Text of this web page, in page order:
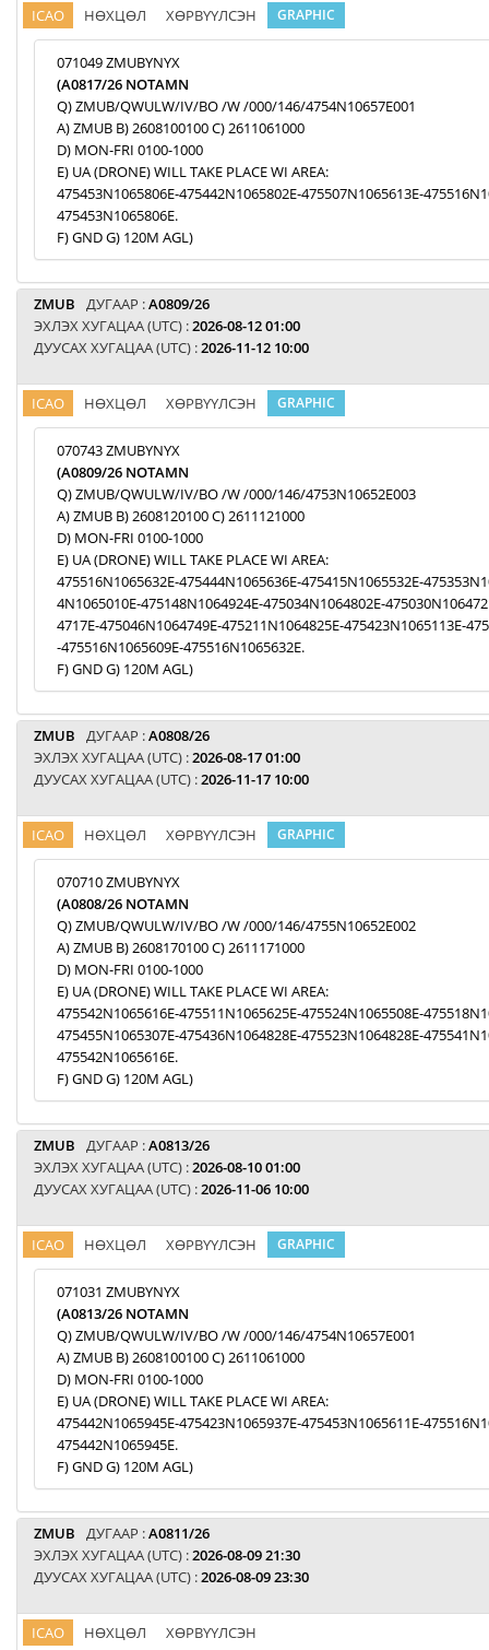
ICAO НӨХЦӨЛ ХӨРВҮҮЛСЭН GRAPHIC
071049 ZMUBYNYX
(A0817/26 NOTAMN
Q) ZMUB/QWULW/IV/BO /W /000/146/4754N10657E001
A) ZMUB B) 2608100100 C) 2611061000
D) MON-FRI 0100-1000
E) UA (DRONE) WILL TAKE PLACE WI AREA:
475453N1065806E-475442N1065802E-475507N1065613E-
475453N1065806E.
F) GND G) 120M AGL)
ZMUB ДУГААР :A0809/26
ЭХЛЭХ ХУГАЦАА (UTC) :2026-08-12 01:00
ДУУСАХ ХУГАЦАА (UTC) :2026-11-12 10:00
ICAO НӨХЦӨЛ ХӨРВҮҮЛСЭН GRAPHIC
070743 ZMUBYNYX
(A0809/26 NOTAMN
Q) ZMUB/QWULW/IV/BO /W /000/146/4753N10652E003
A) ZMUB B) 2608120100 C) 2611121000
D) MON-FRI 0100-1000
E) UA (DRONE) WILL TAKE PLACE WI AREA:
475516N1065632E-475444N1065636E-475415N1065532E-
4N1065010E-475148N1064924E-475034N1064802E-
4717E-475046N1064749E-475211N1064825E-475423N1065113E-
-475516N1065609E-475516N1065632E.
F) GND G) 120M AGL)
ZMUB ДУГААР :A0808/26
ЭХЛЭХ ХУГАЦАА (UTC) :2026-08-17 01:00
ДУУСАХ ХУГАЦАА (UTC) :2026-11-17 10:00
ICAO НӨХЦӨЛ ХӨРВҮҮЛСЭН GRAPHIC
070710 ZMUBYNYX
(A0808/26 NOTAMN
Q) ZMUB/QWULW/IV/BO /W /000/146/4755N10652E002
A) ZMUB B) 2608170100 C) 2611171000
D) MON-FRI 0100-1000
E) UA (DRONE) WILL TAKE PLACE WI AREA:
475542N1065616E-475511N1065625E-475524N1065508E-
475455N1065307E-475436N1064828E-475523N1064828E-
475542N1065616E.
F) GND G) 120M AGL)
ZMUB ДУГААР :A0813/26
ЭХЛЭХ ХУГАЦАА (UTC) :2026-08-10 01:00
ДУУСАХ ХУГАЦАА (UTC) :2026-11-06 10:00
ICAO НӨХЦӨЛ ХӨРВҮҮЛСЭН GRAPHIC
071031 ZMUBYNYX
(A0813/26 NOTAMN
Q) ZMUB/QWULW/IV/BO /W /000/146/4754N10657E001
A) ZMUB B) 2608100100 C) 2611061000
D) MON-FRI 0100-1000
E) UA (DRONE) WILL TAKE PLACE WI AREA:
475442N1065945E-475423N1065937E-475453N1065611E-
475442N1065945E.
F) GND G) 120M AGL)
ZMUB ДУГААР :A0811/26
ЭХЛЭХ ХУГАЦАА (UTC) :2026-08-09 21:30
ДУУСАХ ХУГАЦАА (UTC) :2026-08-09 23:30
ICAO НӨХЦӨЛ ХӨРВҮҮЛСЭН